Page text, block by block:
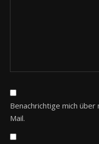
Benachrichtige mich
Mail.